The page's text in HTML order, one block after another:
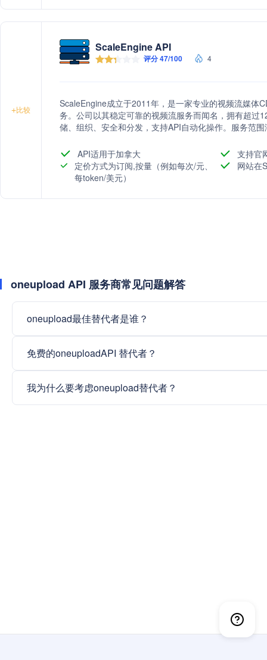
+比较
ScaleEngine API
评分 47/100 4
ScaleEngine成立于2011年，是一家专业的视频流媒体
务。公司以其稳定可靠的视频流服务而闻名，拥有超过
储、组织、安全和分发，支持API自动化操作。服务范
API适用于加拿大
支持官
定价方式为订阅,按量（例如每次/元、
每token/美元）
网站在
oneupload API 服务商常见问题解答
oneupload最佳替代者是谁？
免费的oneuploadAPI 替代者？
我为什么要考虑oneupload替代者？